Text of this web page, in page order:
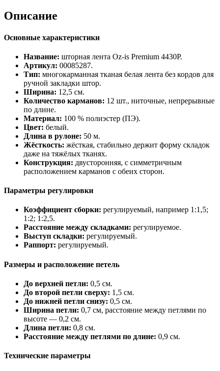
Описание
Основные характеристики
Название: шторная лента Oz‑is Premium 4430P.
Артикул: 00085287.
Тип: многокарманная тканая белая лента без кордов для
ручной закладки штор.
Ширина: 12,5 см.
Количество карманов: 12 шт., ниточные, непрерывные
по длине.
Материал: 100 % полиэстер (ПЭ).
Цвет: белый.
Длина в рулоне: 50 м.
Жёсткость: жёсткая, стабильно держит форму складок
даже на тяжёлых тканях.
Конструкция: двусторонняя, с симметричным
расположением карманов с обеих сторон.
Параметры регулировки
Коэффициент сборки: регулируемый, например 1:1,5;
1:2; 1:2,5.
Расстояние между складками: регулируемое.
Выступ складки: регулируемый.
Раппорт: регулируемый.
Размеры и расположение петель
До верхней петли: 0,5 см.
До второй петли сверху: 1,5 см.
До нижней петли снизу: 0,5 см.
Ширина петли: 0,7 см, расстояние между петлями по
высоте — 0,2 см.
Длина петли: 0,8 см.
Расстояние между петлями по длине: 0,9 см.
Технические параметры